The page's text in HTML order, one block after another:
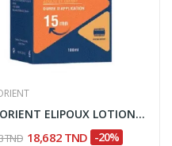
BIO ORIENT ELIPOUX LOTION ANTI POUX 100ML
TND 18,682 TND -20%